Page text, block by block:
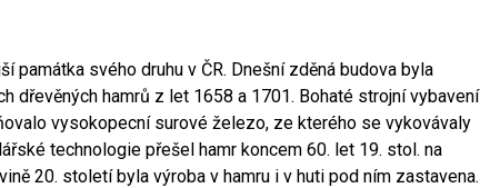
památka svého druhu v ČR. Dnešní zděná budova byla
dřevěných hamrů z let 1658 a 1701. Bohaté strojní vybavení
vysokopecní surové železo, ze kterého se vykovávaly
technologie přešel hamr koncem 60. let 19. stol. na
20. století byla výroba v hamru i v huti pod ním zastavena.